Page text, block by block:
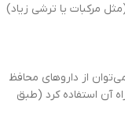
مرکبات یا ترشی زیاد)
از داروهای محافظ
آن استفاده کرد (طبق